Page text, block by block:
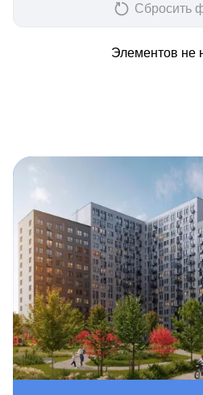
Сбросить
Элементов не